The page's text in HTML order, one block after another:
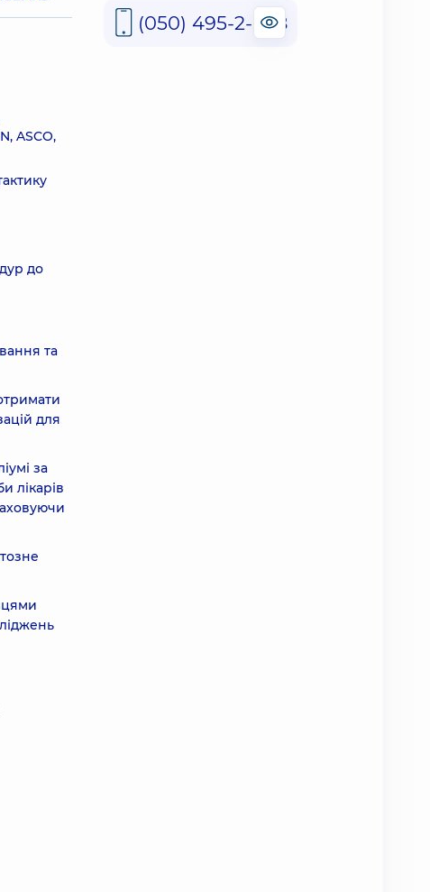
ASCO,
до
та
для
за
лікарів
(050) 495-2-888